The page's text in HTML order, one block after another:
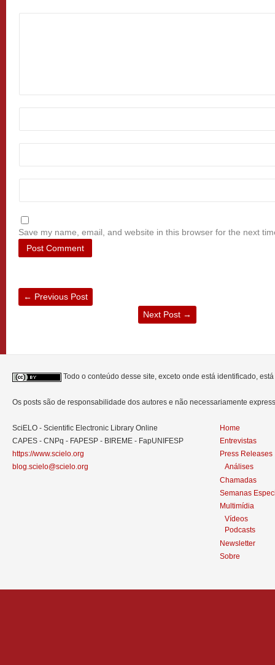
Save my name, email, and website in this browser for the next
← Previous Post
Next Post →
Todo o conteúdo desse site, exceto onde está identificado,
Os posts são de responsabilidade dos autores e não necessariamente
SciELO - Scientific Electronic Library Online
CAPES - CNPq - FAPESP - BIREME - FapUNIFESP
https://www.scielo.org
blog.scielo@scielo.org
Home
Entrevistas
Press Releases
Análises
Chamadas
Semanas
Multimídia
Vídeos
Podcasts
Newsletter
Sobre